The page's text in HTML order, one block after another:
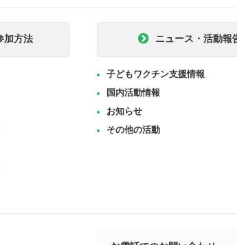
加方法 ニュース・活動報
子どもワクチン支援情報
国内活動情報
お知らせ
その他の活動